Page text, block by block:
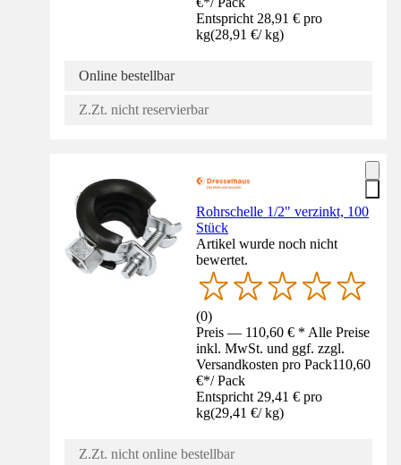
Entspricht 28,91 € pro
kg(28,91 €/ kg)
Online bestellbar
Z.Zt. nicht reservierbar
Rohrschelle 1/2" verzinkt, 100
Stück
Artikel wurde noch nicht
bewertet.
(0)
Preis — 110,60 € * Alle Preise
inkl. MwSt. und ggf. zzgl.
Versandkosten pro Pack110,60
€*/ Pack
Entspricht 29,41 € pro
kg(29,41 €/ kg)
Z.Zt. nicht online bestellbar